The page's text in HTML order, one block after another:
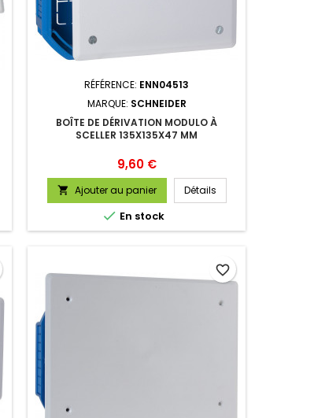
RÉFÉRENCE: ENN04513
MARQUE: SCHNEIDER
BOÎTE DE DÉRIVATION MODULO À
SCELLER 135X135X47 MM
Prix
9,60 €
 Ajouter au panier Détails
 En stock
favorite_border